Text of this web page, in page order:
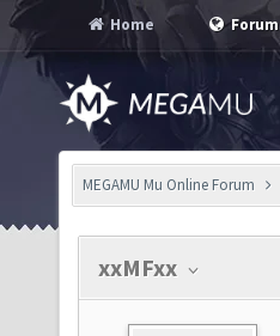
Home Forum
MEGAMU Mu Online Forum
xxMFxx